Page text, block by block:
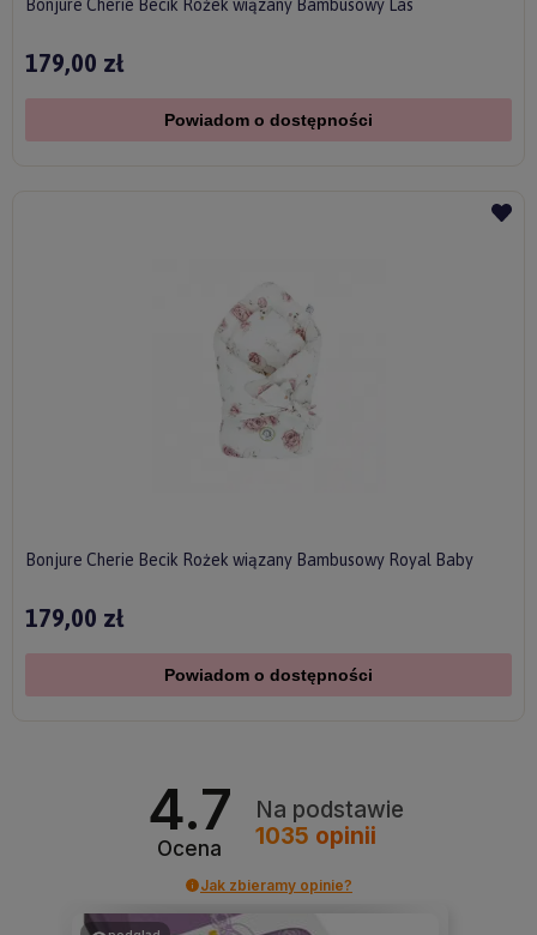
Bonjure Cherie Becik Rożek wiązany Bambusowy Las
179,00 zł
Powiadom o dostępności
Bonjure Cherie Becik Rożek wiązany Bambusowy Royal Baby
179,00 zł
Powiadom o dostępności
4.7
Ocena
Na podstawie
1035 opinii
Jak zbieramy opinie?